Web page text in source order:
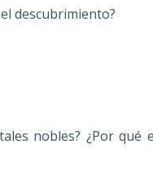
descubrimiento?
nobles? ¿Por qué